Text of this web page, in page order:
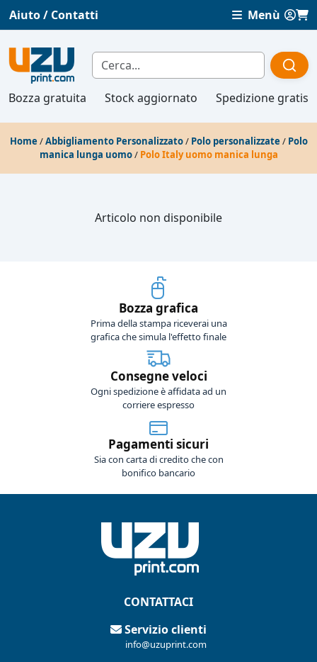
Aiuto / Contatti Menù
Bozza gratuita Stock aggiornato Spedizione gratis
Home /Abbigliamento Personalizzato/ Polo personalizzate / Polo
manica lunga uomo/ Polo Italy uomo manica lunga
Articolo non disponibile
Bozza grafica
Prima della stampa riceverai una
grafica che simula l'effetto finale
Consegne veloci
Ogni spedizione è affidata ad un
corriere espresso
Pagamenti sicuri
Sia con carta di credito che con
bonifico bancario
CONTATTACI
Servizio clienti
info@uzuprint.com